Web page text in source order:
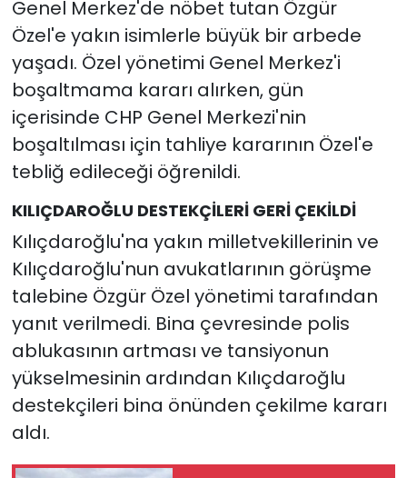
Genel Merkez'de nöbet tutan Özgür
Özel'e yakın isimlerle büyük bir arbede
yaşadı. Özel yönetimi Genel Merkez'i
boşaltmama kararı alırken, gün
içerisinde CHP Genel Merkezi'nin
boşaltılması için tahliye kararının Özel'e
tebliğ edileceği öğrenildi.
KILIÇDAROĞLU DESTEKÇİLERİ GERİ ÇEKİLDİ
Kılıçdaroğlu'na yakın milletvekillerinin ve
Kılıçdaroğlu'nun avukatlarının görüşme
talebine Özgür Özel yönetimi tarafından
yanıt verilmedi. Bina çevresinde polis
ablukasının artması ve tansiyonun
yükselmesinin ardından Kılıçdaroğlu
destekçileri bina önünden çekilme kararı
aldı.